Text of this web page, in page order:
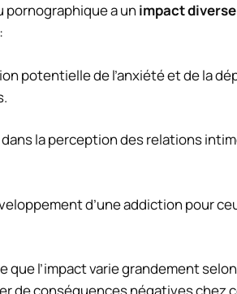
pornographique a un impact diverse
potentielle de l’anxiété et de la
la perception des relations
d’une addiction pour
l’impact varie grandement